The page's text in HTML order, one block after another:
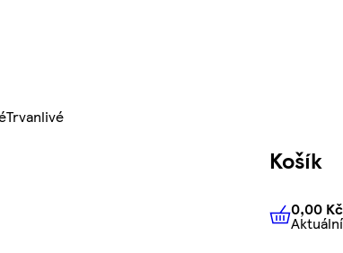
Trvanlivé
Košík
0,00
0,00 Kč